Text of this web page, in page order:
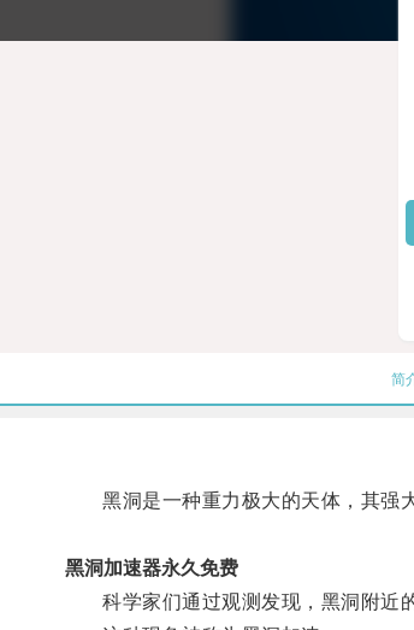
简
黑洞是一种重力极大的天体，其强大
黑洞加速器永久免费
科学家们通过观测发现，黑洞附近的